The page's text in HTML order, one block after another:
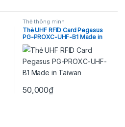
Thẻ thông minh
Thẻ UHF RFID Card Pegasus
PG-PROXC-UHF-B1 Made in
Taiwan
50,000₫